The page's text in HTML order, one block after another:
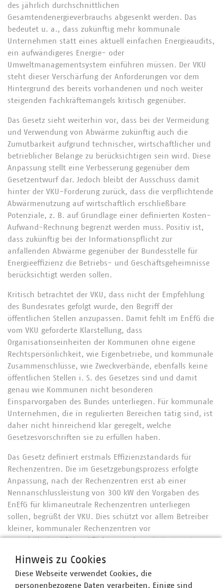
des jährlich durchschnittlichen
Gesamtendenergieverbrauchs abgesenkt werden. Das
bedeutet u. a., dass zukünftig mehr kommunale
Unternehmen statt eines aktuell einfachen Energieaudits,
ein aufwändigeres Energie- oder
Umweltmanagementsystem einführen müssen. Der VKU
steht dieser Verschärfung der Anforderungen vor dem
Hintergrund des bereits vorhandenen und noch weiter
steigenden Fachkräftemangels kritisch gegenüber.
Das Gesetz sieht weiterhin vor, dass bei der Vermeidung
und Verwendung von Abwärme zukünftig auch die
Zumutbarkeit aufgrund technischer, wirtschaftlicher und
betrieblicher Belange zu berücksichtigen sein wird. Diese
Anpassung stellt eine Verbesserung gegenüber dem
Gesetzentwurf dar. Jedoch bleibt der Ausschuss damit
hinter der VKU-Forderung zurück, dass die verpflichtende
Abwärmenutzung auf wirtschaftlich erschließbare
Potenziale, z. B. auf Grundlage einer definierten Kosten-
Aufwand-Rechnung begrenzt werden muss. Positiv ist,
dass zukünftig bei der Informationspflicht zur
anfallenden Abwärme gegenüber der Bundesstelle für
Energieeffizienz die Betriebs- und Geschäftsgeheimnisse
berücksichtigt werden sollen.
Kritisch betrachtet der VKU, dass nicht der Empfehlung
des Bundesrates gefolgt wurde, den Begriff der
öffentlichen Stellen anzupassen. Damit fehlt im EnEfG die
vom VKU geforderte Klarstellung, dass
Organisationseinheiten der Kommunen ohne eigene
Rechtspersönlichkeit, wie Eigenbetriebe, und kommunale
Zusammenschlüsse, wie Zweckverbände, ebenfalls keine
öffentlichen Stellen i. S. des Gesetzes sind und damit
genau wie Kommunen nicht besonderen
Einsparvorgaben des Bundes unterliegen. Für kommunale
Unternehmen, die in regulierten Bereichen tätig sind, ist
daher nicht hinreichend klar geregelt, welche
Gesetzesvorschriften sie zu erfüllen haben.
Das Gesetz definiert erstmals Effizienzstandards für
Rechenzentren. Die im Gesetzgebungsprozess erfolgte
Anpassung, nach der Rechenzentren erst ab einer
Nennanschlussleistung von 300 kW den Vorgaben des
EnEfG für klimaneutrale Rechenzentren unterliegen
sollen, begrüßt der VKU. Dies schützt vor allem Betreiber
kleiner, kommunaler Rechenzentren vor
unverhältnismäßigen Pflichten und somit Kosten. Im
Nennanschlussleistung.
Nächste Schritte
Hinweis zu Cookies
Diese Webseite verwendet Cookies, die
personenbezogene Daten verarbeiten. Einige sind